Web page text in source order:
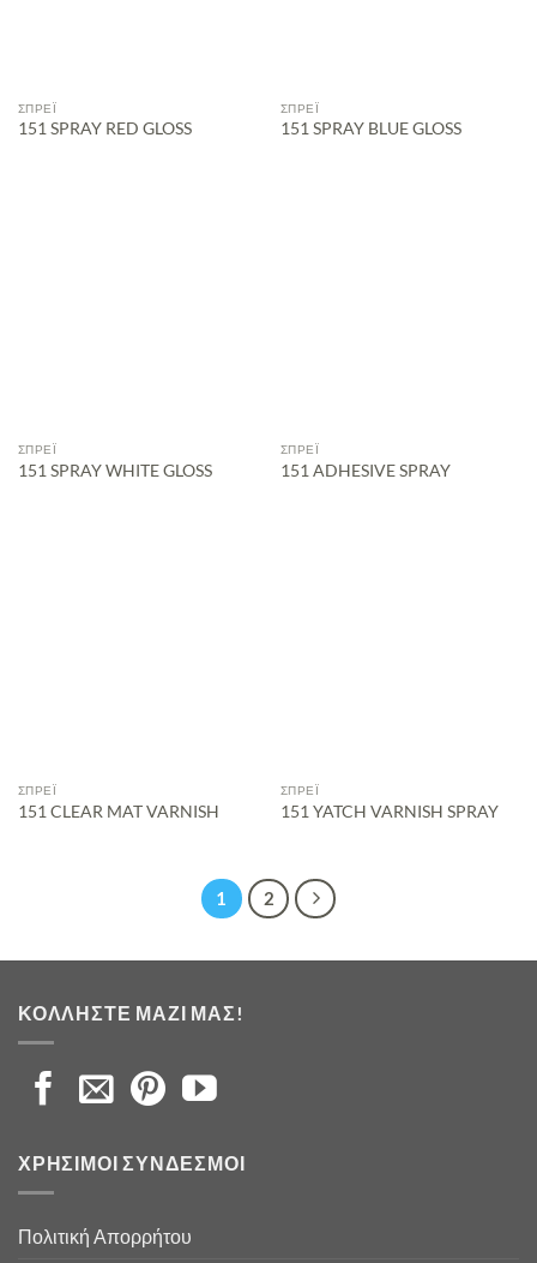
ΣΠΡΈΙ
151 SPRAY RED GLOSS
ΣΠΡΈΙ
151 SPRAY BLUE GLOSS
ΣΠΡΈΙ
151 SPRAY WHITE GLOSS
ΣΠΡΈΙ
151 ADHESIVE SPRAY
ΣΠΡΈΙ
151 CLEAR MAT VARNISH
ΣΠΡΈΙ
151 YATCH VARNISH SPRAY
1 2
ΚΟΛΛΉΣΤΕ ΜΑΖΊ ΜΑΣ!
ΧΡΉΣΙΜΟΙ ΣΎΝΔΕΣΜΟΙ
Πολιτική Απορρήτου